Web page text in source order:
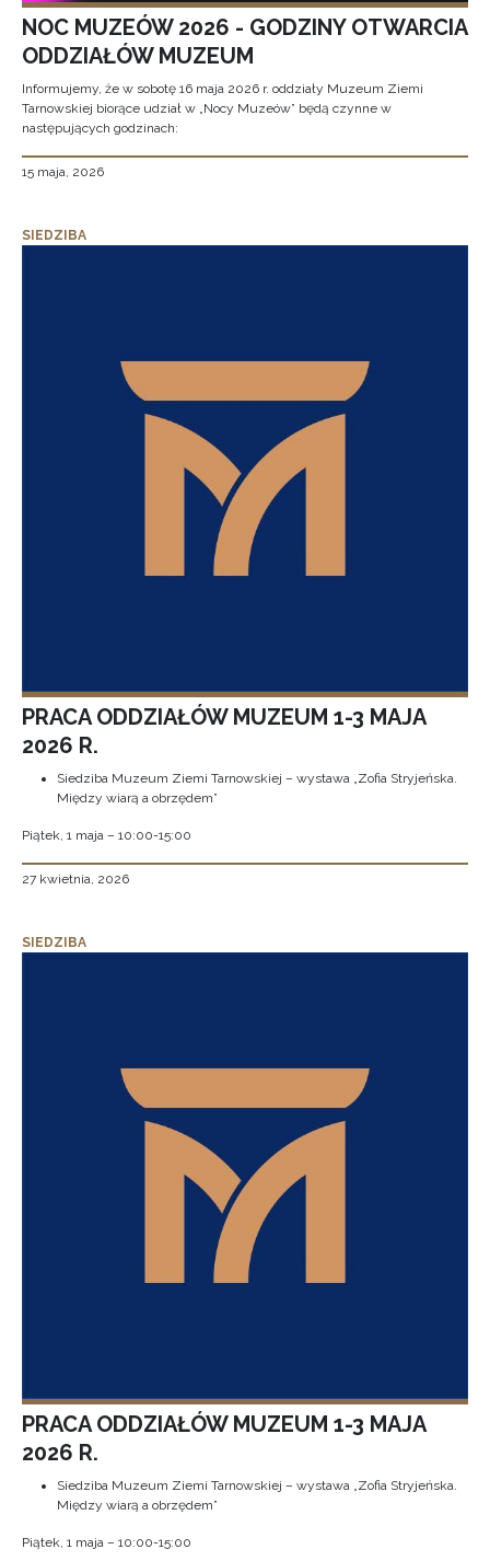
NOC MUZEÓW 2026 - GODZINY OTWARCIA
ODDZIAŁÓW MUZEUM
Informujemy, że w sobotę 16 maja 2026 r. oddziały Muzeum Ziemi
Tarnowskiej biorące udział w „Nocy Muzeów” będą czynne w
następujących godzinach:
15 maja, 2026
SIEDZIBA
PRACA ODDZIAŁÓW MUZEUM 1-3 MAJA
2026 R.
Siedziba Muzeum Ziemi Tarnowskiej – wystawa „Zofia Stryjeńska.
Między wiarą a obrzędem”
Piątek, 1 maja – 10:00-15:00
27 kwietnia, 2026
SIEDZIBA
PRACA ODDZIAŁÓW MUZEUM 1-3 MAJA
2026 R.
Siedziba Muzeum Ziemi Tarnowskiej – wystawa „Zofia Stryjeńska.
Między wiarą a obrzędem”
Piątek, 1 maja – 10:00-15:00